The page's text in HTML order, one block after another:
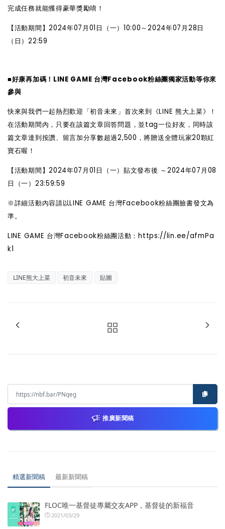
完成任務就能獲得豪華獎勵唷！
【活動期間】2024年07月01日（一）10:00～2024年07月28日
（日）22:59
■好康再加碼！LINE GAME 台灣Facebook粉絲團獨家活動等你來
參與
快來與我們一起熱烈歡迎「初音未來」首次來到《LINE 熊大上菜》！
在活動期間內，只要在該篇文章回答問題，並tag一位好友，同時該
篇文章達到按讚、留言加分享數超過2,500，將贈送全體玩家20顆紅
寶石喔！
【活動期間】2024年07月01日（一）貼文發布後 ～2024年07月08
日（一）23:59:59
※詳細活動內容請以LINE GAME 台灣Facebook粉絲團臉書發文為
準。
LINE GAME 台灣Facebook粉絲團活動：https://lin.ee/afmPa
k1
LINE熊大上菜 初音未來 貼圖
推廣新聞稿
精選新聞稿 最新新聞稿
FLOC唯一基督徒專屬交友APP，基督徒的新福音
2021/03/29